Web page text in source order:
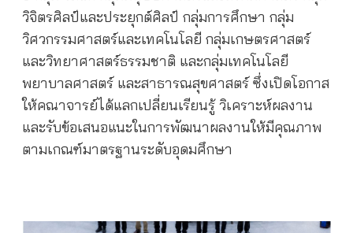
วิจิตรศิลป์และประยุกต์ศิลป์ กลุ่มการศึกษา กลุ่ม
วิศวกรรมศาสตร์และเทคโนโลยี กลุ่มเกษตรศาสตร์
และวิทยาศาสตร์ธรรมชาติ และกลุ่มเทคโนโลยี
พยาบาลศาสตร์ และสาธารณสุขศาสตร์ ซึ่งเปิดโอกาส
ให้คณาจารย์ได้แลกเปลี่ยนเรียนรู้ วิเคราะห์ผลงาน
และรับข้อเสนอแนะในการพัฒนาผลงานให้มีคุณภาพ
ตามเกณฑ์มาตรฐานระดับอุดมศึกษา